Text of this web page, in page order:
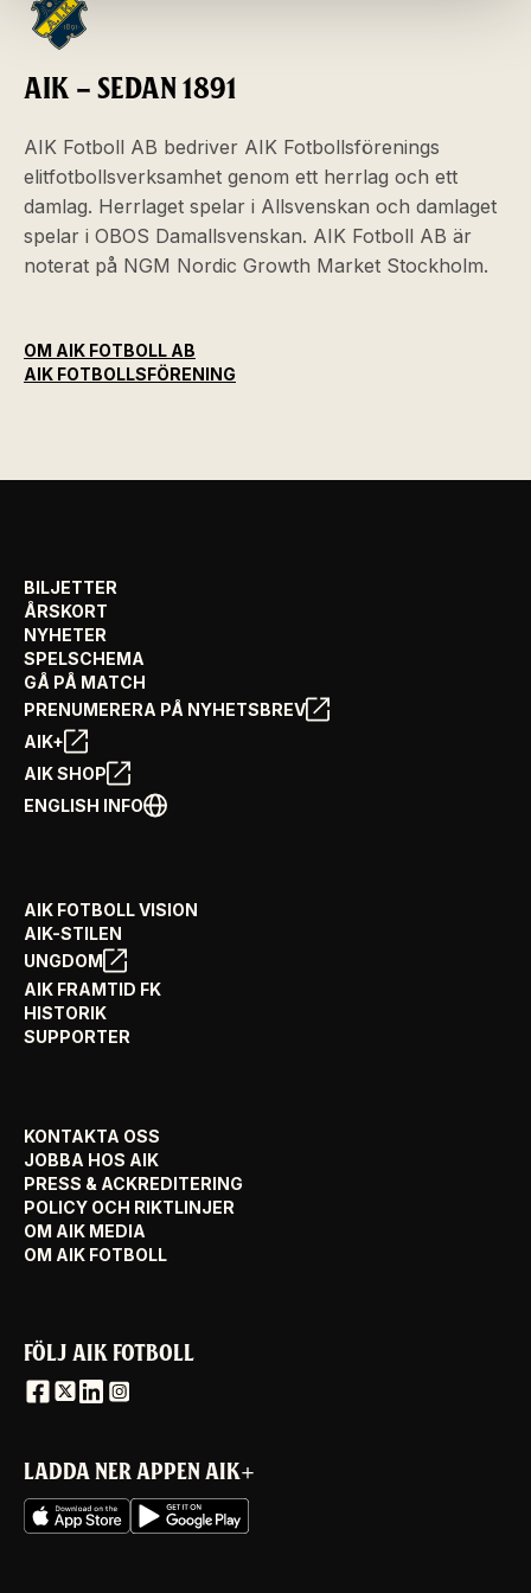
AIK – SEDAN 1891
AIK Fotboll AB bedriver AIK Fotbollsförenings
elitfotbollsverksamhet genom ett herrlag och ett
damlag. Herrlaget spelar i Allsvenskan och damlaget
spelar i OBOS Damallsvenskan. AIK Fotboll AB är
noterat på NGM Nordic Growth Market Stockholm.
OM AIK FOTBOLL AB
AIK FOTBOLLSFÖRENING
BILJETTER
ÅRSKORT
NYHETER
SPELSCHEMA
GÅ PÅ MATCH
PRENUMERERA PÅ NYHETSBREV
AIK+
AIK SHOP
ENGLISH INFO
AIK FOTBOLL VISION
AIK-STILEN
UNGDOM
AIK FRAMTID FK
HISTORIK
SUPPORTER
KONTAKTA OSS
JOBBA HOS AIK
PRESS & ACKREDITERING
POLICY OCH RIKTLINJER
OM AIK MEDIA
OM AIK FOTBOLL
FÖLJ AIK FOTBOLL
LADDA NER APPEN AIK+